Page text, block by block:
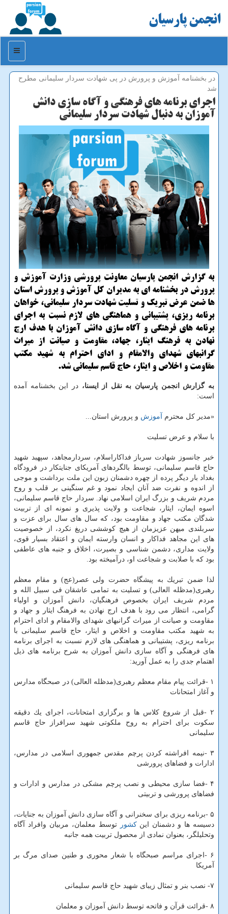
انجمن پارسیان
منو
در بخشنامه آموزش و پرورش در پی شهادت سردار سلیمانی مطرح
شد
اجرای برنامه های فرهنگی و آگاه سازی دانش
آموزان به دنبال شهادت سردار سلیمانی
به گزارش انجمن پارسیان معاونت پرورشی وزارت آموزش و
پرورش در بخشنامه ای به مدیران كل آموزش و پرورش استان
ها ضمن عرض تبریك و تسلیت شهادت سردار سلیمانی، خواهان
برنامه ریزی، پشتیبانی و هماهنگی های لازم نسبت به اجرای
برنامه های فرهنگی و آگاه سازی دانش آموزان با هدف ارج
نهادن به فرهنگ ایثار، جهاد، مقاومت و صیانت از میراث
گرانبهای شهدای والامقام و ادای احترام به شهید مكتب
مقاومت و اخلاص و ایثار، حاج قاسم سلیمانی شد.
به گزارش انجمن پارسیان به نقل از ایسنا،در این بخشنامه آمده
است:
«مدیر كل محترم آموزش و پرورش استان...
با سلام و عرض تسلیت
خبر جانسوز شهادت سرباز فداكاراسلام، سردارمجاهد، سپهبد شهید
حاج قاسم سلیمانی، توسط بالگردهای آمریكای جنایتكار در فرودگاه
بغداد بار دیگر پرده از چهره دشمنان زبون این ملت برداشت و موجی
از اندوه و نفرت ضد آنان ایجاد نمود و غم سنگینی بر قلب و روح
مردم شریف و بزرگ ایران اسلامی نهاد. سردار حاج قاسم سلیمانی،
اسوه ایمان، ایثار، شجاعت و ولایت پذیری و نمونه ای از تربیت
شدگان مكتب جهاد و مقاومت بود، كه سال های سال برای عزت و
سربلندی میهن عزیزمان از هیچ كوششی دریغ نكرد، از خصوصیت
های این مجاهد فداكار و انسان وارسته ایمان و اعتقاد بسیار قوی،
ولایت مداری، دشمن شناسی و بصیرت، اخلاق و جنبه های عاطفی
بود كه با صلابت و شجاعت او، درآمیخته بود.
لذا ضمن تبریك به پیشگاه حضرت ولی عصر(عج) و مقام معظم
رهبری(مدظله العالی) و تسلیت به تمامی عاشقان فی سبیل الله و
مردم شریف ایران بخصوص فرهنگیان، دانش آموزان و اولیاء
گرامی، انتظار می رود با هدف ارج نهادن به فرهنگ ایثار و جهاد و
مقاومت و صیانت از میراث گرانبهای شهدای والامقام و ادای احترام
به شهید مكتب مقاومت و اخلاص و ایثار، حاج قاسم سلیمانی با
برنامه ریزی، پشتیبانی و هماهنگی های لازم نسبت به اجرای برنامه
های فرهنگی و آگاه سازی دانش آموزان به شرح برنامه های ذیل
اهتمام جدی را به عمل آورید:
۱ -قرائت پیام مقام معظم رهبری(مدظله العالی) در صبحگاه مدارس
و آغاز امتحانات
۲ -قبل از شروع كلاس ها و برگزاری امتحانات، اجرای یك دقیقه
سكوت برای احترام به روح ملكوتی شهید سرافراز حاج قاسم
سلیمانی
۳ -نیمه افراشته كردن پرچم مقدس جمهوری اسلامی در مدارس،
ادارات و فضاهای پرورشی
۴ -فضا سازی محیطی و نصب پرچم مشكی در مدارس و ادارات و
فضاهای پرورشی و تربیتی
۵ -برنامه ریزی برای سخنرانی و آگاه سازی دانش آموزان به جنایات،
دسیسه ها و دشمنان اینكشور
توسط معلمان، مربیان وافراد آگاه
وتحلیلگر، بعنوان نمادی از محصول تربیت همه جانبه
۶ -اجرای مراسم صبحگاه با شعار محوری و طنین صدای مرگ بر
آمریكا
۷- نصب بنر و تمثال زیبای شهید حاج قاسم سلیمانی
۸ -قرائت قرآن و فاتحه توسط دانش آموزان و معلمان